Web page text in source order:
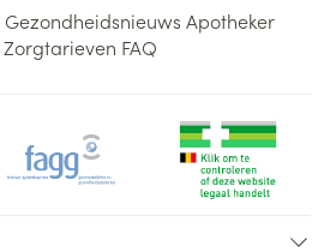
Gezondheidsnieuws Apotheker
Zorgtarieven FAQ